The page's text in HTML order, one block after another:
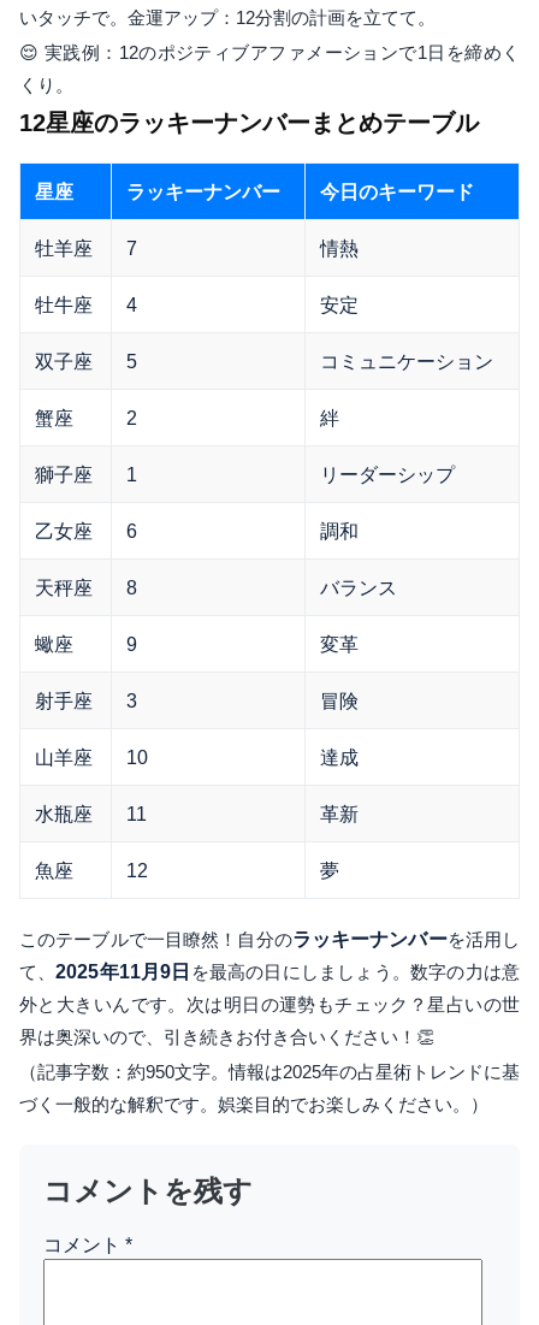
いタッチで。金運アップ：12分割の計画を立てて。
😌 実践例：12のポジティブアファメーションで1日を締めく
くり。
12星座のラッキーナンバーまとめテーブル
星座 ラッキーナンバー 今日のキーワード
牡羊座 7 情熱
牡牛座 4 安定
双子座 5 コミュニケーション
蟹座 2 絆
獅子座 1 リーダーシップ
乙女座 6 調和
天秤座 8 バランス
蠍座 9 変革
射手座 3 冒険
山羊座 10 達成
水瓶座 11 革新
魚座 12 夢
このテーブルで一目瞭然！自分のラッキーナンバーを活用し
て、2025年11月9日 を最高の日にしましょう。数字の力は意
外と大きいんです。次は明日の運勢もチェック？星占いの世
界は奥深いので、引き続きお付き合いください！👏
（記事字数：約950文字。情報は2025年の占星術トレンドに基
づく一般的な解釈です。娯楽目的でお楽しみください。）
コメントを残す
コメント *